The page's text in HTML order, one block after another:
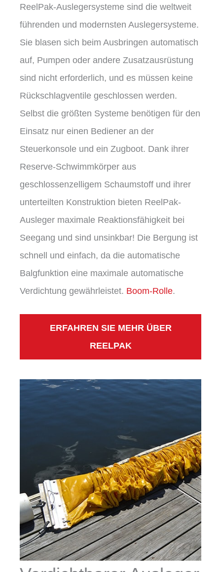
ReelPak-Auslegersysteme sind die weltweit
führenden und modernsten Auslegersysteme.
Sie blasen sich beim Ausbringen automatisch
auf, Pumpen oder andere Zusatzausrüstung
sind nicht erforderlich, und es müssen keine
Rückschlagventile geschlossen werden.
Selbst die größten Systeme benötigen für den
Einsatz nur einen Bediener an der
Steuerkonsole und ein Zugboot. Dank ihrer
Reserve-Schwimmkörper aus
geschlossenzelligem Schaumstoff und ihrer
unterteilten Konstruktion bieten ReelPak-
Ausleger maximale Reaktionsfähigkeit bei
Seegang und sind unsinkbar! Die Bergung ist
schnell und einfach, da die automatische
Balgfunktion eine maximale automatische
Verdichtung gewährleistet. Boom-Rolle.
ERFAHREN SIE MEHR ÜBER
REELPAK